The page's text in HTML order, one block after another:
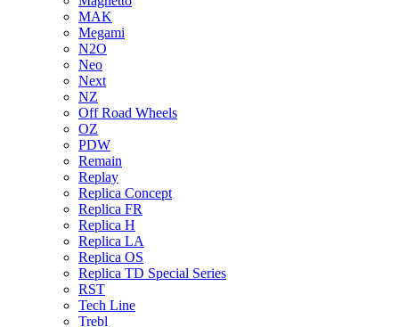
MAK
Megami
N2O
Neo
Next
NZ
Off Road Wheels
OZ
PDW
Remain
Replay
Replica Concept
Replica FR
Replica H
Replica LA
Replica OS
Replica TD Special Series
RST
Tech Line
Trebl